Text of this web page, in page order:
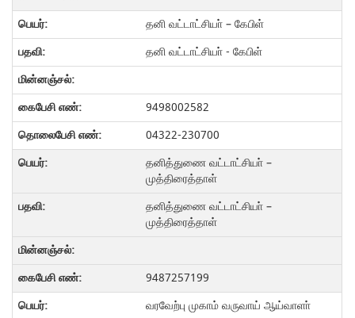
தனி வட்டாட்சியா் – கேபிள்
தனி வட்டாட்சியா் - கேபிள்
9498002582
04322-230700
தனித்துணை வட்டாட்சியா் –
முத்திரைத்தாள்
தனித்துணை வட்டாட்சியா் –
முத்திரைத்தாள்
9487257199
வரவேற்பு முகாம் வருவாய் ஆய்வாளா்